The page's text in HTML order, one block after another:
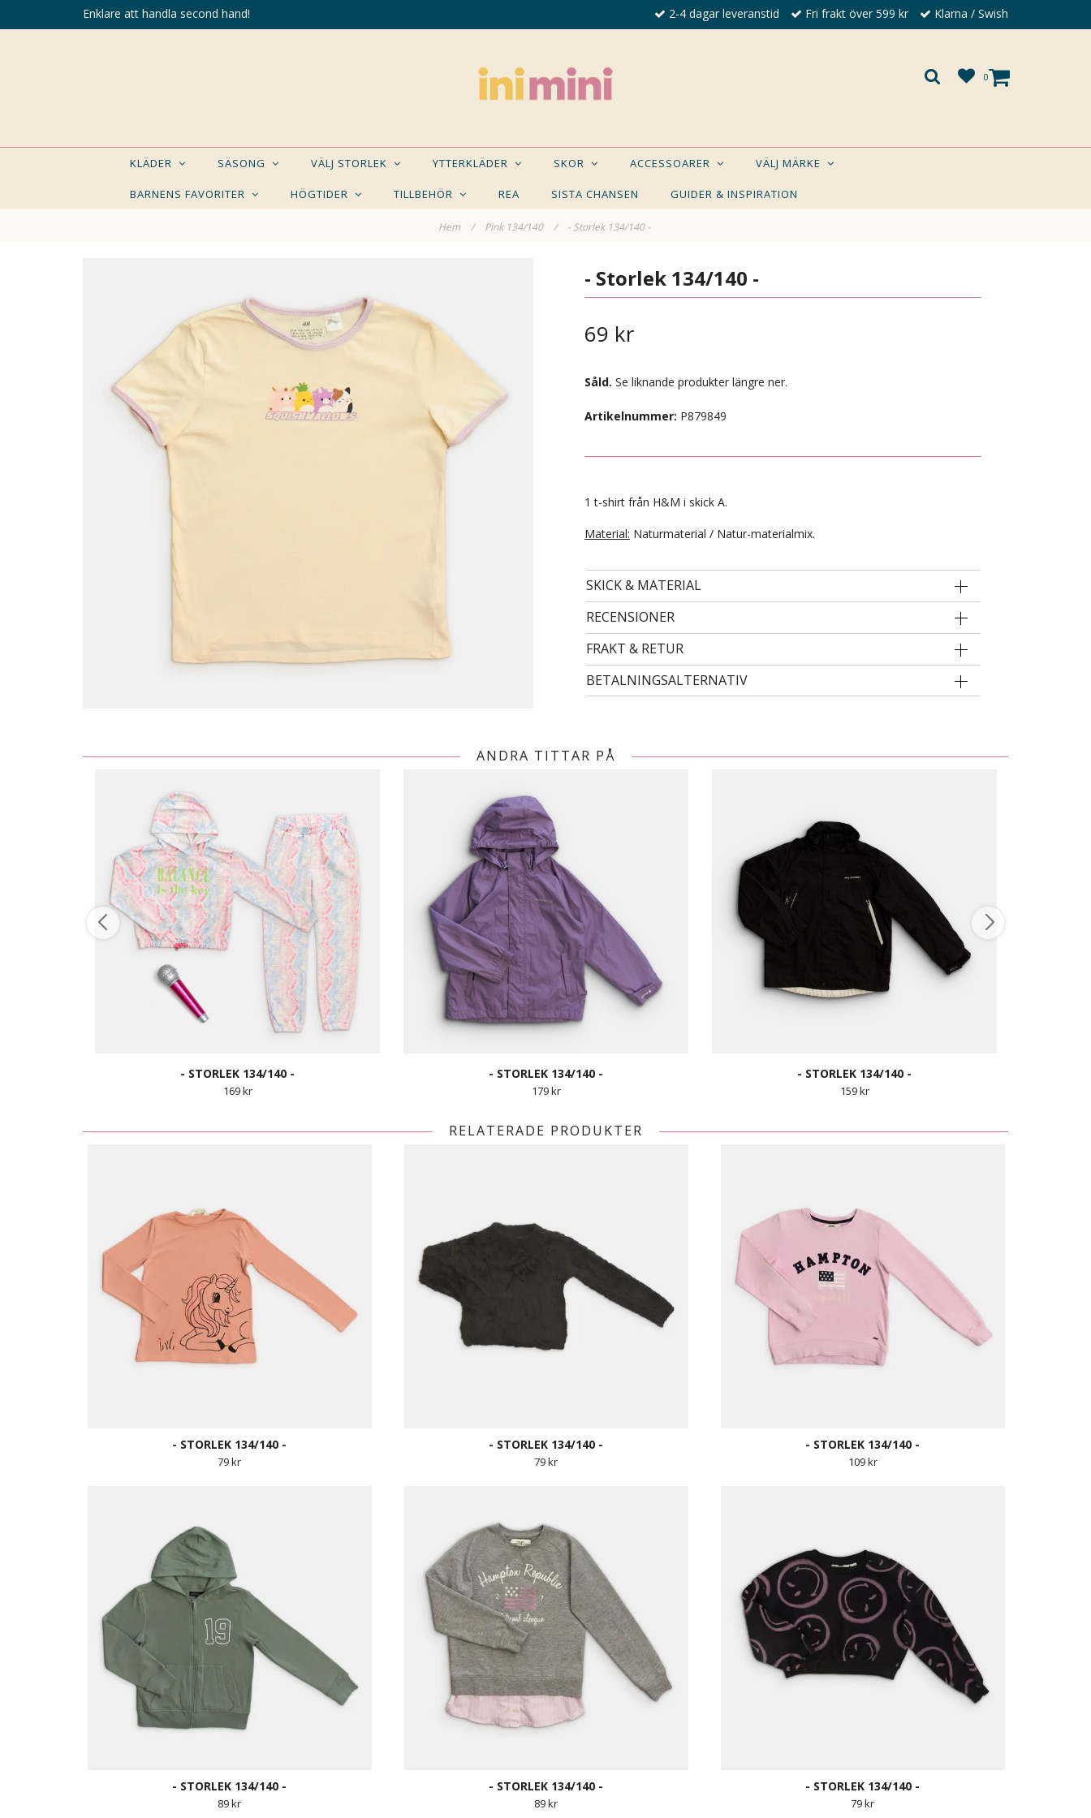
Enklare att handla second hand! 2-4 dagar leveranstid Fri frakt över 599 kr Klarna / Swish
0
KLÄDER SÄSONG VÄLJ STORLEK YTTERKLÄDER SKOR ACCESSOARER VÄLJ MÄRKE
BARNENS FAVORITER HÖGTIDER TILLBEHÖR REA SISTA CHANSEN GUIDER & INSPIRATION
Hem / Pink 134/140 / - Storlek 134/140 -
KANSKE NÅGON AV DESSA PRODUKTER KAN INTRESSERA DIG?
- STORLEK 122/128 -
- Storlek 134/140 -
69 kr
Såld. Se liknande produkter längre ner.
Artikelnummer: P879849
1 t-shirt från H&M i skick A.
Material: Naturmaterial / Natur-materialmix.
SKICK & MATERIAL
RECENSIONER
FRAKT & RETUR
BETALNINGSALTERNATIV
ANDRA TITTAR PÅ
- STORLEK 134/140 -
169 kr
- STORLEK 134/140 -
179 kr
- STORLEK 134/140 -
159 kr
RELATERADE PRODUKTER
- STORLEK 134/140 -
79 kr
- STORLEK 134/140 -
79 kr
- STORLEK 134/140 -
109 kr
- STORLEK 134/140 -
89 kr
- STORLEK 134/140 -
89 kr
- STORLEK 134/140 -
79 kr